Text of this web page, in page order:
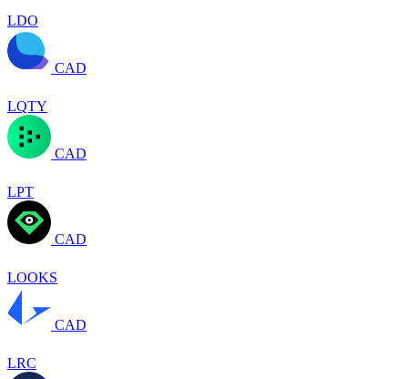
LDO
CAD
LQTY
CAD
LPT
CAD
LOOKS
CAD
LRC